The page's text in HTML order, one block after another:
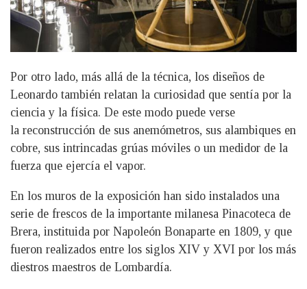
Por otro lado, más allá de la técnica, los diseños de
Leonardo también relatan la curiosidad que sentía por la
ciencia y la física. De este modo puede verse
la reconstrucción de sus anemómetros, sus alambiques en
cobre, sus intrincadas grúas móviles o un medidor de la
fuerza que ejercía el vapor.
En los muros de la exposición han sido instalados una
serie de frescos de la importante milanesa Pinacoteca de
Brera, instituida por Napoleón Bonaparte en 1809, y que
fueron realizados entre los siglos XIV y XVI por los más
diestros maestros de Lombardía.